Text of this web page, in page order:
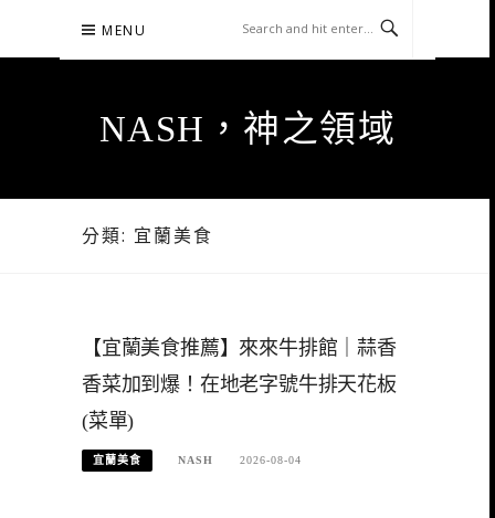
content
MENU
NASH，神之領域
分類: 宜蘭美食
【宜蘭美食推薦】來來牛排館｜蒜香
香菜加到爆！在地老字號牛排天花板
(菜單)
宜蘭美食 NASH 2026-08-04